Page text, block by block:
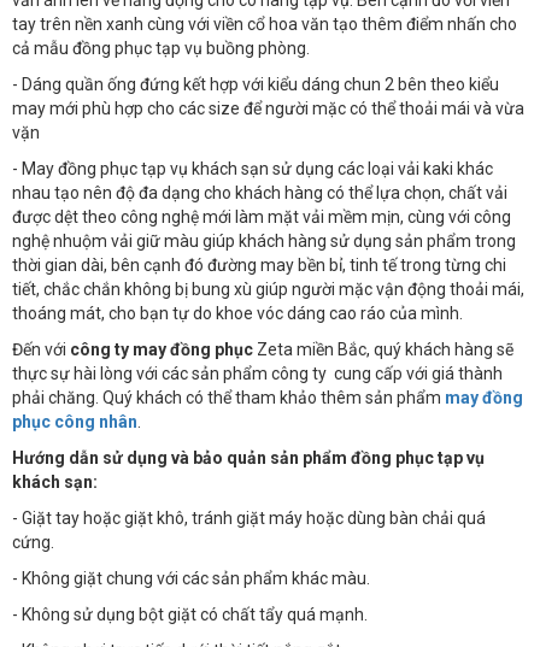
tay trên nền xanh cùng với viền cổ hoa văn tạo thêm điểm nhấn cho
cả mẫu đồng phục tạp vụ buồng phòng.
- Dáng quần ống đứng kết hợp với kiểu dáng chun 2 bên theo kiểu
may mới phù hợp cho các size để người mặc có thể thoải mái và vừa
vặn
- May đồng phục tạp vụ khách sạn sử dụng các loại vải kaki khác
nhau tạo nên độ đa dạng cho khách hàng có thể lựa chọn, chất vải
được dệt theo công nghệ mới làm mặt vải mềm mịn, cùng với công
nghệ nhuộm vải giữ màu giúp khách hàng sử dụng sản phẩm trong
thời gian dài, bên cạnh đó đường may bền bỉ, tinh tế trong từng chi
tiết, chắc chắn không bị bung xù giúp người mặc vận động thoải mái,
thoáng mát, cho bạn tự do khoe vóc dáng cao ráo của mình.
Đến với công ty may đồng phục Zeta miền Bắc, quý khách hàng sẽ
thực sự hài lòng với các sản phẩm công ty cung cấp với giá thành
phải chăng. Quý khách có thể tham khảo thêm sản phẩm may đồng
phục công nhân.
Hướng dẫn sử dụng và bảo quản sản phẩm đồng phục tạp vụ
khách sạn:
- Giặt tay hoặc giặt khô, tránh giặt máy hoặc dùng bàn chải quá
cứng.
- Không giặt chung với các sản phẩm khác màu.
- Không sử dụng bột giặt có chất tẩy quá mạnh.